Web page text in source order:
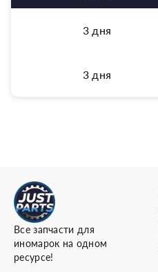
3 дня
3 дня
Все запчасти для
иномарок на одном
ресурсе!